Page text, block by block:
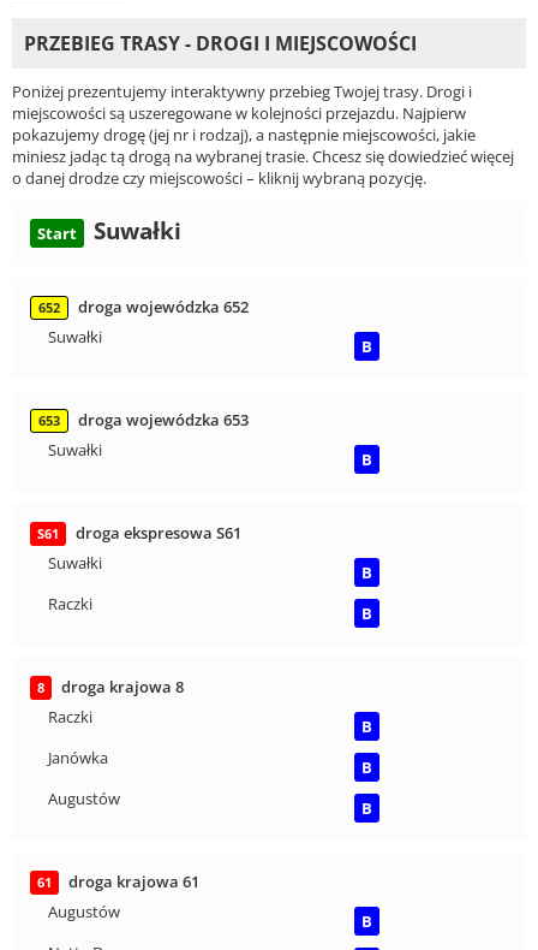
PRZEBIEG TRASY - DROGI I MIEJSCOWOŚCI
Poniżej prezentujemy interaktywny przebieg Twojej trasy. Drogi i
miejscowości są uszeregowane w kolejności przejazdu. Najpierw
pokazujemy drogę (jej nr i rodzaj), a następnie miejscowości, jakie
miniesz jadąc tą drogą na wybranej trasie. Chcesz się dowiedzieć więcej
o danej drodze czy miejscowości – kliknij wybraną pozycję.
Start Suwałki
652
droga wojewódzka 652
Suwałki
B
653
droga wojewódzka 653
Suwałki
B
S61
droga ekspresowa S61
Suwałki
B
Raczki
B
8
droga krajowa 8
Raczki
B
Janówka
B
Augustów
B
61
droga krajowa 61
Augustów
B